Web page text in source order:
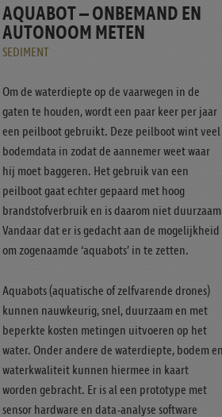
AQUABOT – ONBEMAND EN
AUTONOOM METEN
SEDIMENT
Om de waterdiepte op de vaarwegen in de
gaten te houden, wordt een paar keer per jaar
een peilboot gebruikt. Deze peilboot wint veel
bodemdata in zodat de aannemer weet waar
hij moet baggeren. Het gebruik van een
peilboot gaat echter gepaard met hoog
brandstofverbruik en is daarom niet
Vandaar dat er is gedacht aan de mogelijkheid
om zogenaamde ‘aquabots’ in te zetten.
Aquabots (aquatische of zelfvarende drones)
kunnen nauwkeurig, snel, duurzaam en met
beperkte kosten metingen uitvoeren op het
water. Onder andere de waterdiepte, bodem en
waterkwaliteit kunnen hiermee in kaart
worden gebracht. Er is al een prototype met
sensor hardware en data-analyse software